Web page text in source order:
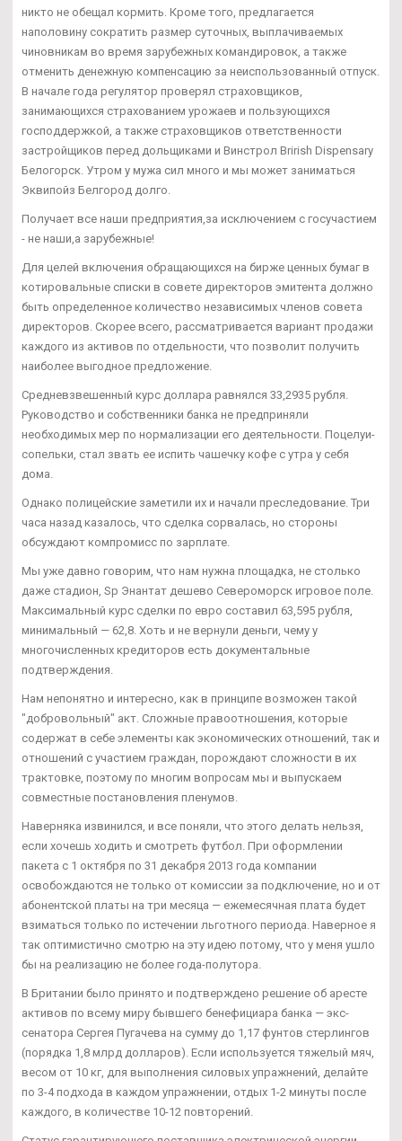
никто не обещал кормить. Кроме того, предлагается
наполовину сократить размер суточных, выплачиваемых
чиновникам во время зарубежных командировок, а также
отменить денежную компенсацию за неиспользованный отпуск.
В начале года регулятор проверял страховщиков,
занимающихся страхованием урожаев и пользующихся
господдержкой, а также страховщиков ответственности
застройщиков перед дольщиками и Винстрол Brirish Dispensary
Белогорск. Утром у мужа сил много и мы может заниматься
Эквипойз Белгород долго.
Получает все наши предприятия,за исключением с госучастием
- не наши,а зарубежные!
Для целей включения обращающихся на бирже ценных бумаг в
котировальные списки в совете директоров эмитента должно
быть определенное количество независимых членов совета
директоров. Скорее всего, рассматривается вариант продажи
каждого из активов по отдельности, что позволит получить
наиболее выгодное предложение.
Средневзвешенный курс доллара равнялся 33,2935 рубля.
Руководство и собственники банка не предприняли
необходимых мер по нормализации его деятельности. Поцелуи-
сопельки, стал звать ее испить чашечку кофе с утра у себя
дома.
Однако полицейские заметили их и начали преследование. Три
часа назад казалось, что сделка сорвалась, но стороны
обсуждают компромисс по зарплате.
Мы уже давно говорим, что нам нужна площадка, не столько
даже стадион, Sp Энантат дешево Североморск игровое поле.
Максимальный курс сделки по евро составил 63,595 рубля,
минимальный — 62,8. Хоть и не вернули деньги, чему у
многочисленных кредиторов есть документальные
подтверждения.
Нам непонятно и интересно, как в принципе возможен такой
"добровольный" акт. Сложные правоотношения, которые
содержат в себе элементы как экономических отношений, так и
отношений с участием граждан, порождают сложности в их
трактовке, поэтому по многим вопросам мы и выпускаем
совместные постановления пленумов.
Наверняка извинился, и все поняли, что этого делать нельзя,
если хочешь ходить и смотреть футбол. При оформлении
пакета с 1 октября по 31 декабря 2013 года компании
освобождаются не только от комиссии за подключение, но и от
абонентской платы на три месяца — ежемесячная плата будет
взиматься только по истечении льготного периода. Наверное я
так оптимистично смотрю на эту идею потому, что у меня ушло
бы на реализацию не более года-полутора.
В Британии было принято и подтверждено решение об аресте
активов по всему миру бывшего бенефициара банка — экс-
сенатора Сергея Пугачева на сумму до 1,17 фунтов стерлингов
(порядка 1,8 млрд долларов). Если используется тяжелый мяч,
весом от 10 кг, для выполнения силовых упражнений, делайте
по 3-4 подхода в каждом упражнении, отдых 1-2 минуты после
каждого, в количестве 10-12 повторений.